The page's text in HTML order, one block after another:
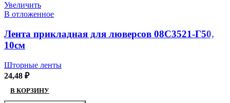
Увеличить
В отложенное
Лента прикладная для люверсов 08С3521-Г50,
10см
Шторные ленты
24,48 ₽
В КОРЗИНУ